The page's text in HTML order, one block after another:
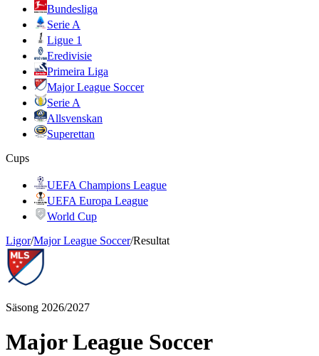
Bundesliga
Serie A
Ligue 1
Eredivisie
Primeira Liga
Major League Soccer
Serie A
Allsvenskan
Superettan
Cups
UEFA Champions League
UEFA Europa League
World Cup
Ligor/Major League Soccer/Resultat
Säsong 2026/2027
Major League Soccer